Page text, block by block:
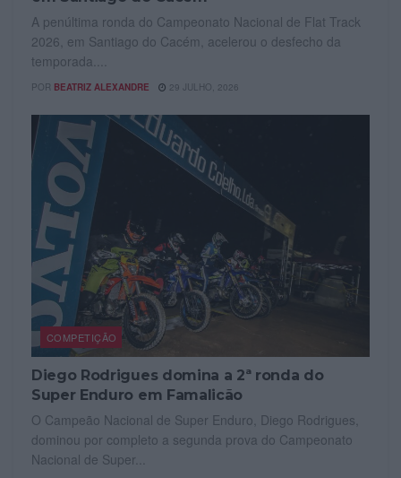
A penúltima ronda do Campeonato Nacional de Flat Track
2026, em Santiago do Cacém, acelerou o desfecho da
temporada....
POR BEATRIZ ALEXANDRE 29 JULHO, 2026
COMPETIÇÃO
Diego Rodrigues domina a 2ª ronda do
Super Enduro em Famalicão
O Campeão Nacional de Super Enduro, Diego Rodrigues,
dominou por completo a segunda prova do Campeonato
Nacional de Super...